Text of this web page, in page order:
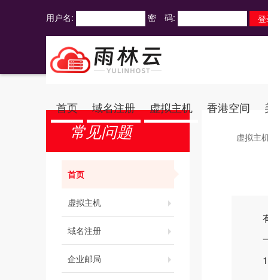
用户名: 密 码:
首页 域名注册 虚拟主机 香港空间
常见问题
首页
虚拟主机
域名注册
企业邮局
虚拟主
有
一
1